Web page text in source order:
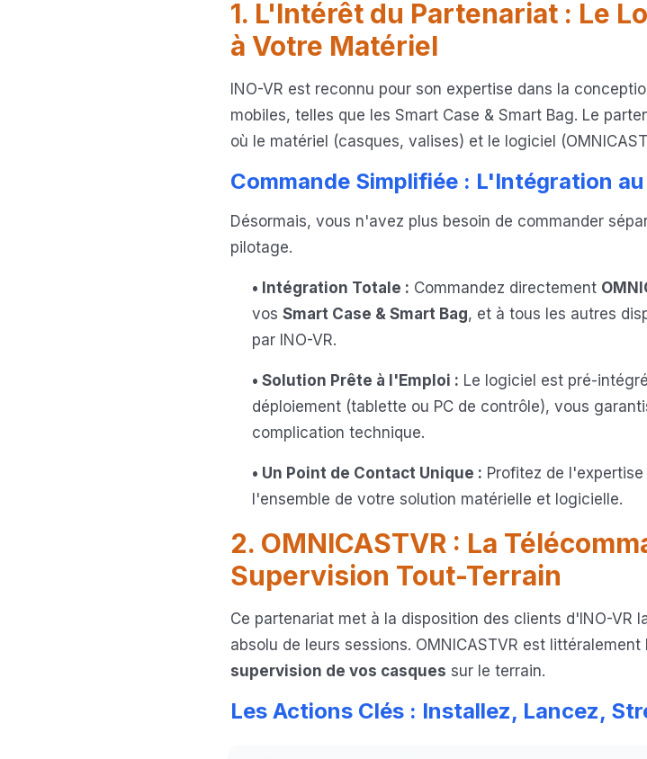
1. L'Intérêt du Partenariat : Le
à Votre Matériel
INO-VR est reconnu pour son expertise dans la
mobiles, telles que les Smart Case & Smart Bag. Le
où le matériel (casques, valises) et le logiciel
Commande Simplifiée : L'Intégration
Désormais, vous n'avez plus besoin de commander
pilotage.
• Intégration Totale : Commandez directement
vos Smart Case & Smart Bag, et à tous les autres
par INO-VR.
• Solution Prête à l'Emploi : Le logiciel est pré-
déploiement (tablette ou PC de contrôle), vous
complication technique.
• Un Point de Contact Unique : Profitez de
l'ensemble de votre solution matérielle et logicielle.
2. OMNICASTVR : La
Supervision Tout-Terrain
Ce partenariat met à la disposition des clients d'INO-VR
absolu de leurs sessions. OMNICASTVR est littéralement
supervision de vos casques sur le terrain.
Les Actions Clés : Installez, Lancez,